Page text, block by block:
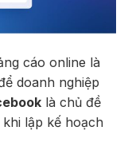
cáo online là
doanh nghiệp
là chủ đề
lập kế hoạch